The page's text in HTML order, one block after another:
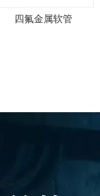
衬四氟固定式